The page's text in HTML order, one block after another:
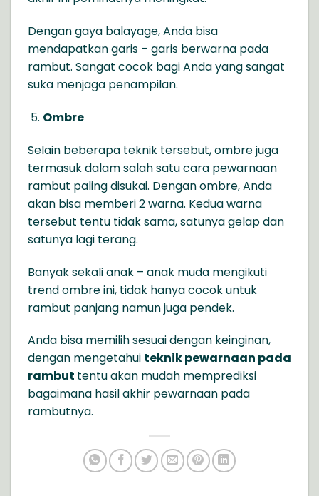
Dengan gaya balayage, Anda bisa
mendapatkan garis – garis berwarna pada
rambut. Sangat cocok bagi Anda yang sangat
suka menjaga penampilan.
Ombre
Selain beberapa teknik tersebut, ombre juga
termasuk dalam salah satu cara pewarnaan
rambut paling disukai. Dengan ombre, Anda
akan bisa memberi 2 warna. Kedua warna
tersebut tentu tidak sama, satunya gelap dan
satunya lagi terang.
Banyak sekali anak – anak muda mengikuti
trend ombre ini, tidak hanya cocok untuk
rambut panjang namun juga pendek.
Anda bisa memilih sesuai dengan keinginan,
dengan mengetahui teknik pewarnaan pada
rambut tentu akan mudah memprediksi
bagaimana hasil akhir pewarnaan pada
rambutnya.